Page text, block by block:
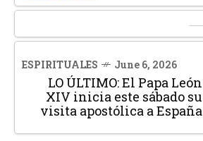
ESPIRITUALES June 6, 2026
LO ÚLTIMO: El Papa León
XIV inicia este sábado su
visita apostólica a España